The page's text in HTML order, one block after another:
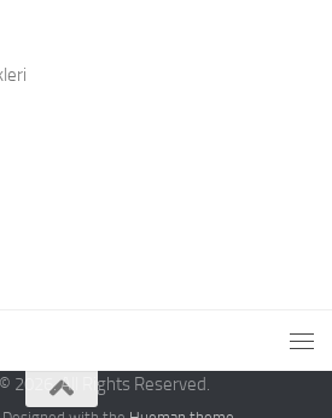
2026. All Rights Reserved.